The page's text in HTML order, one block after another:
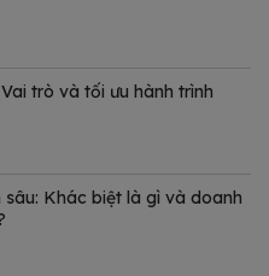
trò và tối ưu hành trình
sâu: Khác biệt là gì và doanh